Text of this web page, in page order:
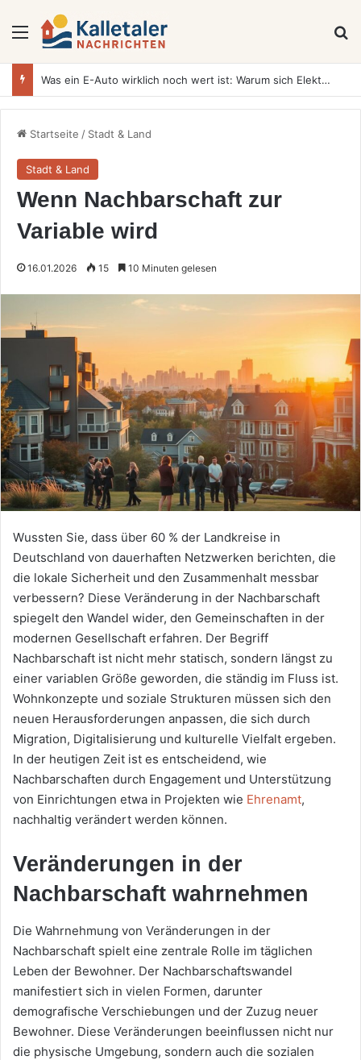
Menü
Was ein E-Auto wirklich noch wert ist: Warum sich Elektrofahrzeuge bei der Wertermittlung anders verhalten als Verbrenner
Startseite / Stadt & Land
Stadt & Land
Wenn Nachbarschaft zur
Variable wird
16.01.2026 15 10 Minuten gelesen
Wussten Sie, dass über 60 % der Landkreise in
Deutschland von dauerhaften Netzwerken berichten, die
die lokale Sicherheit und den Zusammenhalt messbar
verbessern? Diese Veränderung in der Nachbarschaft
spiegelt den Wandel wider, den Gemeinschaften in der
modernen Gesellschaft erfahren. Der Begriff
Nachbarschaft ist nicht mehr statisch, sondern längst zu
einer variablen Größe geworden, die ständig im Fluss ist.
Wohnkonzepte und soziale Strukturen müssen sich den
neuen Herausforderungen anpassen, die sich durch
Migration, Digitalisierung und kulturelle Vielfalt ergeben.
In der heutigen Zeit ist es entscheidend, wie
Nachbarschaften durch Engagement und Unterstützung
von Einrichtungen etwa in Projekten wie Ehrenamt,
nachhaltig verändert werden können.
Veränderungen in der
Nachbarschaft wahrnehmen
Die Wahrnehmung von Veränderungen in der
Nachbarschaft spielt eine zentrale Rolle im täglichen
Leben der Bewohner. Der Nachbarschaftswandel
manifestiert sich in vielen Formen, darunter
demografische Verschiebungen und der Zuzug neuer
Bewohner. Diese Veränderungen beeinflussen nicht nur
die physische Umgebung, sondern auch die sozialen